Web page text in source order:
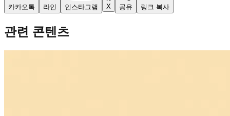
카카오톡 라인 인스타그램 X 공유 링크 복사
관련 콘텐츠